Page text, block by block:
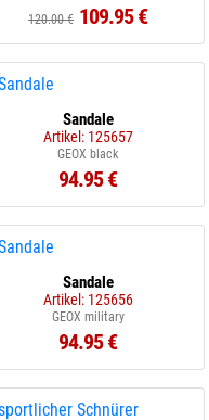
120.00 € 109.95 €
Sandale
Artikel: 125657
GEOX black
94.95 €
Sandale
Artikel: 125656
GEOX military
94.95 €